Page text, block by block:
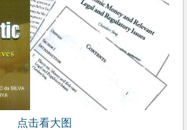
点击看大图